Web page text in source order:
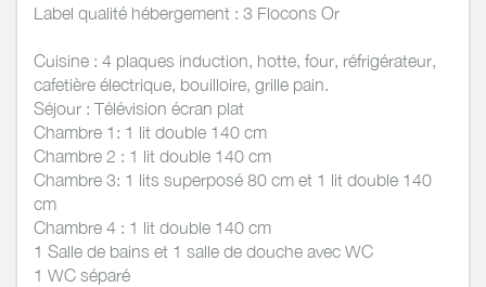
Label qualité hébergement : 3 Flocons Or
Cuisine : 4 plaques induction, hotte, four, réfrigérateur,
cafetière électrique, bouilloire, grille pain.
Séjour : Télévision écran plat
Chambre 1: 1 lit double 140 cm
Chambre 2 : 1 lit double 140 cm
Chambre 3: 1 lits superposé 80 cm et 1 lit double 140
cm
Chambre 4 : 1 lit double 140 cm
1 Salle de bains et 1 salle de douche avec WC
1 WC séparé